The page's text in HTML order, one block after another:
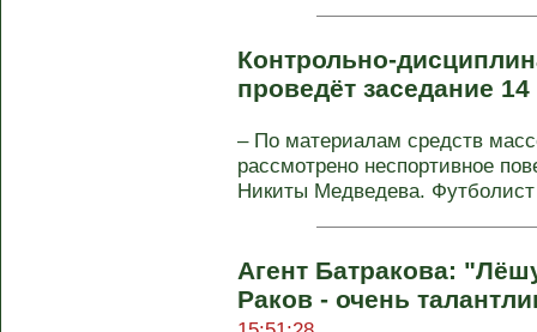
Контрольно-
проведёт заседание
– По материалам средств
рассмотрено неспортивное
Никиты Медведева.
Агент Батракова:
Раков - очень